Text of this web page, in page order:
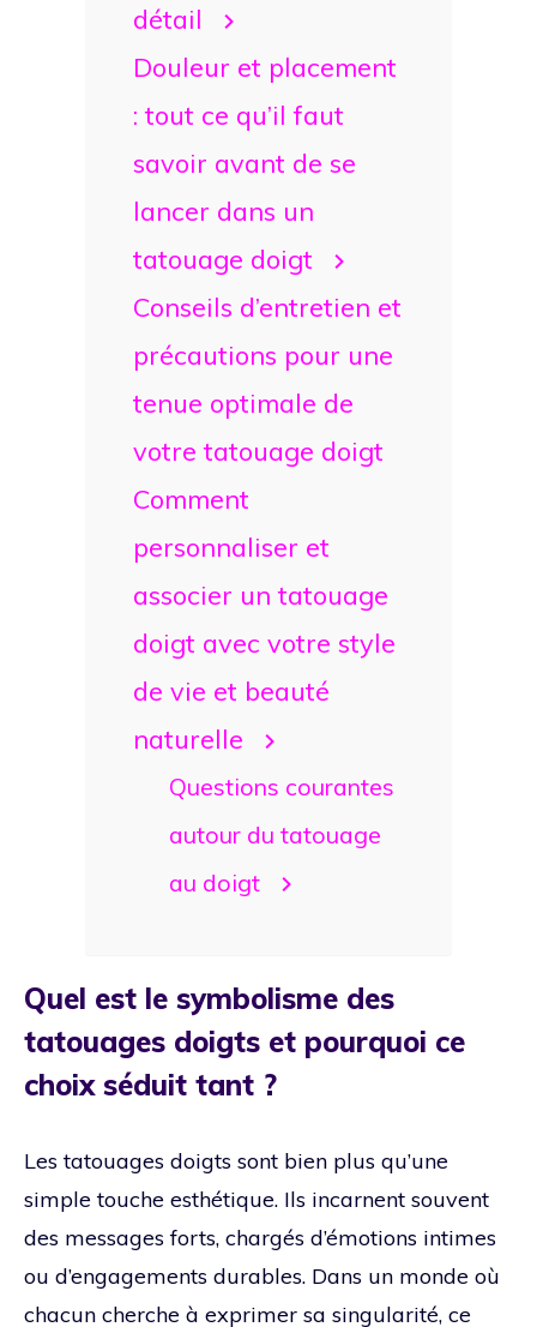
détail
Douleur et placement
: tout ce qu’il faut
savoir avant de se
lancer dans un
tatouage doigt
Conseils d’entretien et
précautions pour une
tenue optimale de
votre tatouage doigt
Comment
personnaliser et
associer un tatouage
doigt avec votre style
de vie et beauté
naturelle
Questions courantes
autour du tatouage
au doigt
Quel est le symbolisme des
tatouages doigts et pourquoi ce
choix séduit tant ?
Les tatouages doigts sont bien plus qu’une
simple touche esthétique. Ils incarnent souvent
des messages forts, chargés d’émotions intimes
ou d’engagements durables. Dans un monde où
chacun cherche à exprimer sa singularité, ce